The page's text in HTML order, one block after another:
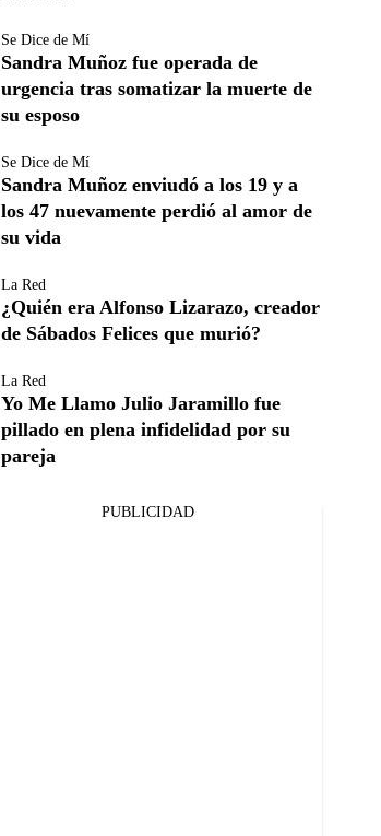
Se Dice de Mí
Sandra Muñoz fue operada de
urgencia tras somatizar la muerte de
su esposo
Se Dice de Mí
Sandra Muñoz enviudó a los 19 y a
los 47 nuevamente perdió al amor de
su vida
La Red
¿Quién era Alfonso Lizarazo, creador
de Sábados Felices que murió?
La Red
Yo Me Llamo Julio Jaramillo fue
pillado en plena infidelidad por su
pareja
PUBLICIDAD